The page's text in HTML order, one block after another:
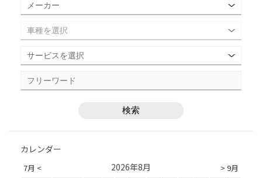
カレンダー
7月 < > 9月
2026年8月